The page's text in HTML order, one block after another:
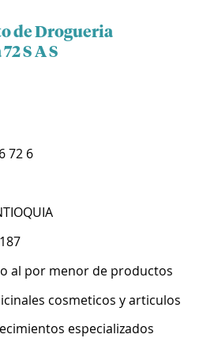
de Drogueria
S A S
72 6
al por menor de productos
cosmeticos y articulos
especializados